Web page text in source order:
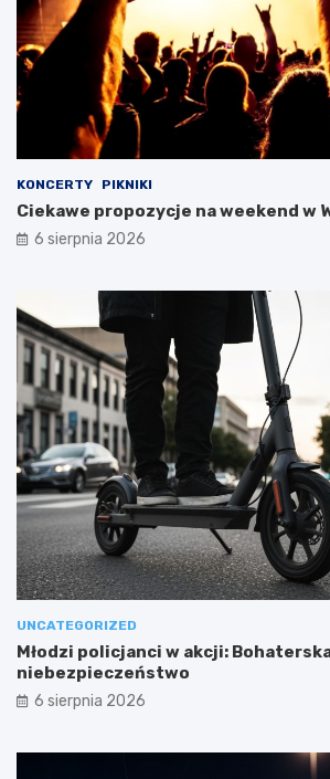
KONCERTY PIKNIKI
Ciekawe propozycje na weekend w
6 sierpnia 2026
UNCATEGORIZED
Młodzi policjanci w akcji:
niebezpieczeństwo
6 sierpnia 2026